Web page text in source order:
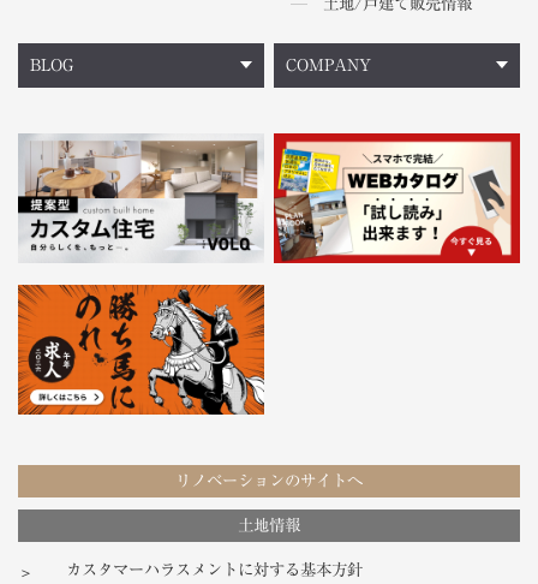
土地/戸建て販売情報
BLOG COMPANY
リノベーションのサイトへ
土地情報
カスタマーハラスメントに対する基本方針